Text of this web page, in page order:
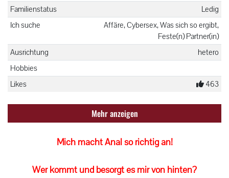
Familienstatus
Ledig
Ich suche
Affäre, Cybersex, Was sich so ergibt,
Feste(n) Partner(in)
Ausrichtung
hetero
Hobbies
Likes
463
Mehr anzeigen
Mich macht Anal so richtig an!
Wer kommt und besorgt es mir von hinten?